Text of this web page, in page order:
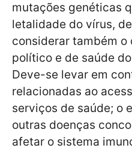
mutações genéticas
letalidade do vírus,
considerar também o
político e de saúde
Deve-se levar em
relacionadas ao
serviços de saúde; o
outras doenças
afetar o sistema